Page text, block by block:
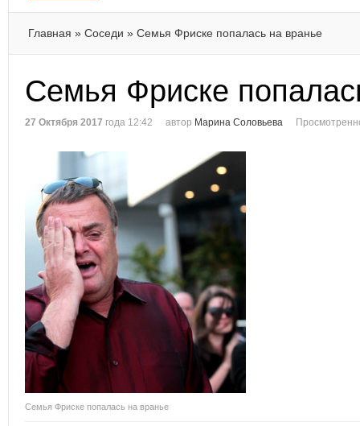
Главная » Соседи » Семья Фриске попалась на вранье
Семья Фриске
27 Октября 2017 года 12:42 автор Марина Соловьева
Семья Фриске попалась на вранье